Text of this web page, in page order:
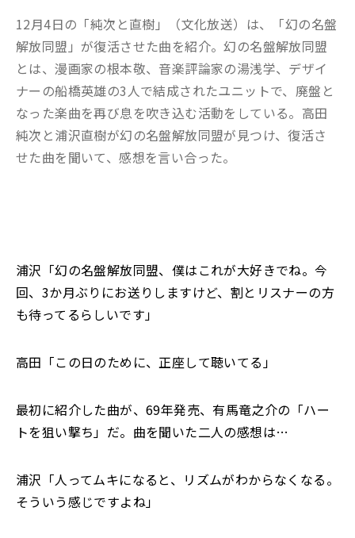
12月4日の「純次と直樹」（文化放送）は、「幻の名盤
解放同盟」が復活させた曲を紹介。幻の名盤解放同盟
とは、漫画家の根本敬、音楽評論家の湯浅学、デザイ
ナーの船橋英雄の3人で結成されたユニットで、廃盤と
なった楽曲を再び息を吹き込む活動をしている。高田
純次と浦沢直樹が幻の名盤解放同盟が見つけ、復活さ
せた曲を聞いて、感想を言い合った。
浦沢「幻の名盤解放同盟、僕はこれが大好きでね。今
回、3か月ぶりにお送りしますけど、割とリスナーの方
も待ってるらしいです」
高田「この日のために、正座して聴いてる」
最初に紹介した曲が、69年発売、有馬竜之介の「ハー
トを狙い撃ち」だ。曲を聞いた二人の感想は…
浦沢「人ってムキになると、リズムがわからなくなる。
そういう感じですよね」